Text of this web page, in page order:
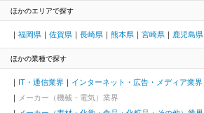
ほかのエリアで探す
福岡県 佐賀県 長崎県 熊本県 宮崎県 鹿児島県
ほかの業種で探す
IT・通信業界
インターネット・広告・メディア業界
メーカー（機械・電気）業界